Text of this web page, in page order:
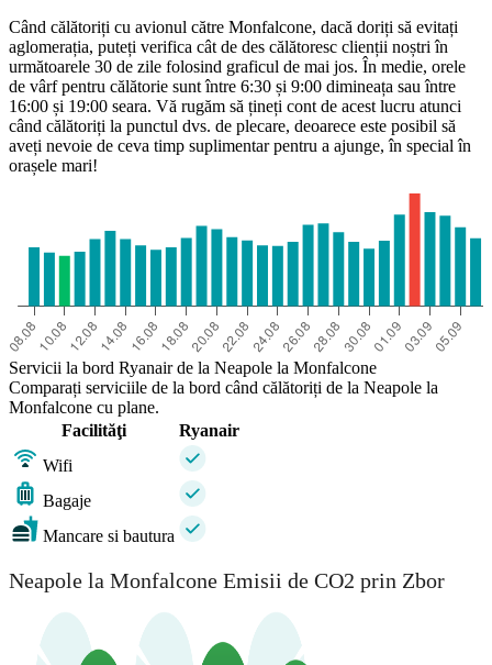
Când călătoriți cu avionul către Monfalcone, dacă doriți să evitați
aglomerația, puteți verifica cât de des călătoresc clienții noștri în
următoarele 30 de zile folosind graficul de mai jos. În medie, orele
de vârf pentru călătorie sunt între 6:30 și 9:00 dimineața sau între
16:00 și 19:00 seara. Vă rugăm să țineți cont de acest lucru atunci
când călătoriți la punctul dvs. de plecare, deoarece este posibil să
aveți nevoie de ceva timp suplimentar pentru a ajunge, în special în
orașele mari!
Servicii la bord Ryanair de la Neapole la Monfalcone
Comparați serviciile de la bord când călătoriți de la Neapole la
Monfalcone cu plane.
Facilităţi
Ryanair
Wifi
Bagaje
Mancare si bautura
Neapole la Monfalcone Emisii de CO2 prin Zbor